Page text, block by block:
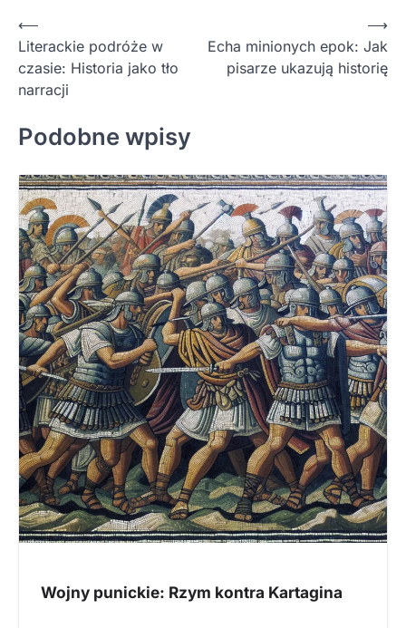
Nawigacja
wpisu
⟵
Literackie podróże w
czasie: Historia jako tło
narracji
Echa minionych epok: Jak
pisarze ukazują historię
⟶
Podobne wpisy
Wojny punickie: Rzym kontra Kartagina